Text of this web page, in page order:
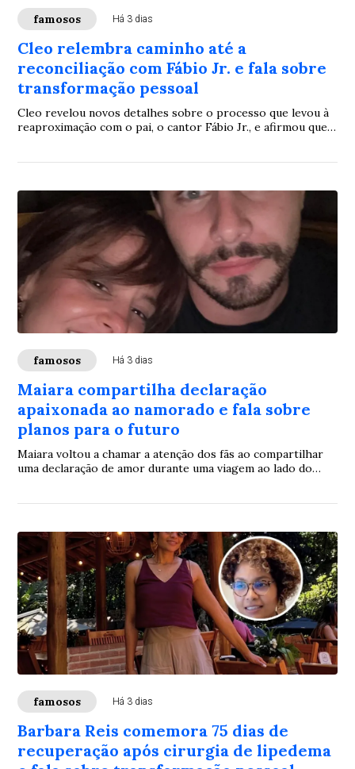
famosos Há 3 dias
Cleo relembra caminho até a
reconciliação com Fábio Jr. e fala sobre
transformação pessoal
Cleo revelou novos detalhes sobre o processo que levou à
reaproximação com o pai, o cantor Fábio Jr., e afirmou que a
famosos Há 3 dias
Maiara compartilha declaração
apaixonada ao namorado e fala sobre
planos para o futuro
Maiara voltou a chamar a atenção dos fãs ao compartilhar
uma declaração de amor durante uma viagem ao lado do
famosos Há 3 dias
Barbara Reis comemora 75 dias de
recuperação após cirurgia de lipedema